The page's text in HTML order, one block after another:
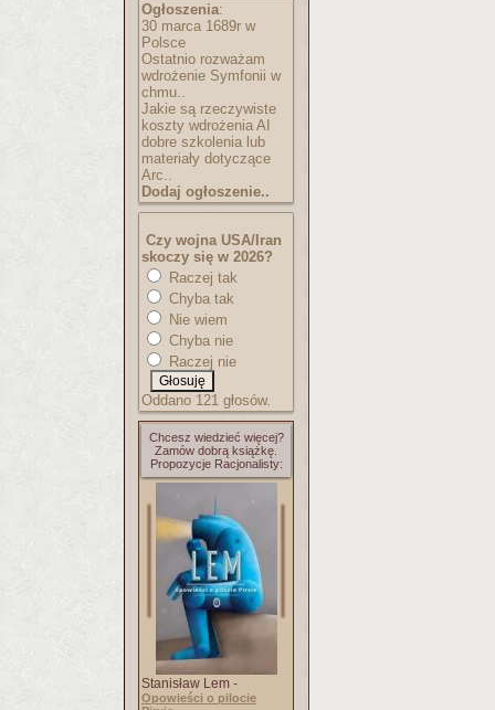
Ogłoszenia:
30 marca 1689r w
Polsce
Ostatnio rozważam
wdrożenie Symfonii w
chmu..
Jakie są rzeczywiste
koszty wdrożenia AI
dobre szkolenia lub
materiały dotyczące
Arc..
Dodaj ogłoszenie..
Czy wojna USA/Iran
skoczy się w 2026?
Raczej tak
Chyba tak
Nie wiem
Chyba nie
Raczej nie
Oddano 121 głosów.
Chcesz wiedzieć więcej?
Zamów dobrą książkę.
Propozycje Racjonalisty:
Stanisław Lem -
Opowieści o pilocie